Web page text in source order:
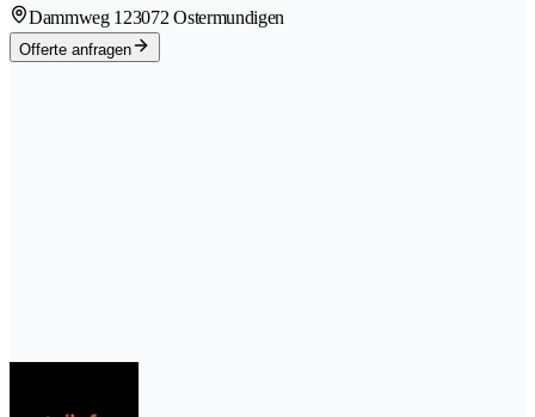
Dammweg 123072 Ostermundigen
Offerte anfragen